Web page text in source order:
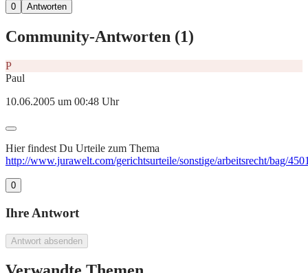
0 Antworten
Community-Antworten (1)
P
Paul
10.06.2005 um 00:48 Uhr
Hier findest Du Urteile zum Thema
http://www.jurawelt.com/gerichtsurteile/sonstige/arbeitsrecht/bag/
0
Ihre Antwort
Antwort absenden